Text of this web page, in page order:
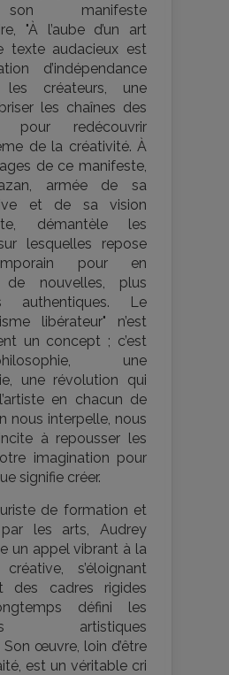
manifeste
"À l’aube d’un art
texte audacieux est
d’indépendance
créateurs, une
les chaînes des
pour redécouvrir
de la créativité. À
de ce manifeste,
armée de sa
et de sa vision
démantèle les
lesquelles repose
pour en
de nouvelles, plus
authentiques. Le
libérateur" n’est
un concept ; c’est
une
une révolution qui
en chacun de
nous interpelle, nous
à repousser les
imagination pour
signifie créer.
de formation et
par les arts, Audrey
un appel vibrant à la
s’éloignant
des cadres rigides
défini les
artistiques
œuvre, loin d’être
est un véritable cri